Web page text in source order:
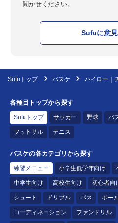
聞かせください。
Sufuに意
Sufuトップ バスケ ハイロー｜
各種目トップから探す
Sufuトップ サッカー 野球 バ
フットサル テニス
バスケの各カテゴリから探す
練習メニュー 小学生低学年向け
中学生向け 高校生向け 初心者向
シュート ドリブル パス ボー
コーディネーション ファンドリル